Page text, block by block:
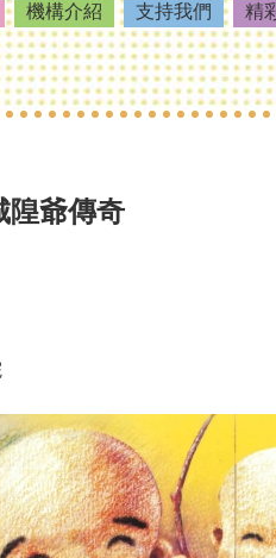
機構介紹 支持我們 精
隍爺傳奇